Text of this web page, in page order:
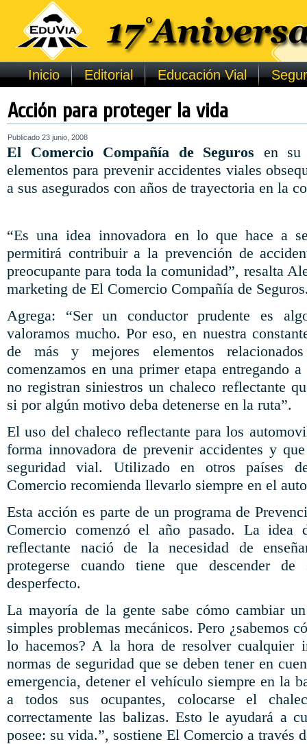
Inicio Editorial Educación Vial
Acción para proteger la vida
Publicado 23 junio, 2008
El Comercio Compañía de Seguros en su
elementos para prevenir accidentes viales
a sus asegurados con años de trayectoria en la
“Es una idea innovadora en lo que hace a
permitirá contribuir a la prevención de
preocupante para toda la comunidad”, resalta
marketing de El Comercio Compañía de
Agrega: “Ser un conductor prudente es
valoramos mucho. Por eso, en nuestra
de más y mejores elementos
comenzamos en una primer etapa entregando a
no registran siniestros un chaleco reflectante
si por algún motivo deba detenerse en la ruta”.
El uso del chaleco reflectante para los
forma innovadora de prevenir accidentes y
seguridad vial. Utilizado en otros países
Comercio recomienda llevarlo siempre en el
Esta acción es parte de un programa de
Comercio comenzó el año pasado. La idea
reflectante nació de la necesidad de
protegerse cuando tiene que descender
desperfecto.
La mayoría de la gente sabe cómo cambiar
simples problemas mecánicos. Pero ¿sabemos
lo hacemos? A la hora de resolver cualquier
normas de seguridad que se deben tener en
emergencia, detener el vehículo siempre en la
a todos sus ocupantes, colocarse el
correctamente las balizas. Esto le ayudará a
posee: su vida.”, sostiene El Comercio a través